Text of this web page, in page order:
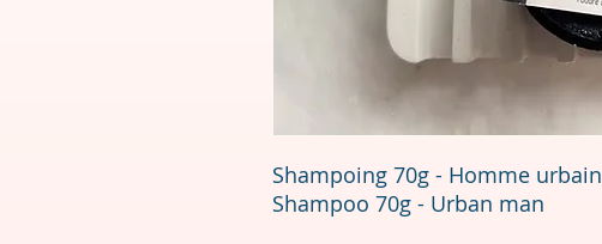
Shampoing 70g - Homme urbain
Shampoo 70g - Urban man